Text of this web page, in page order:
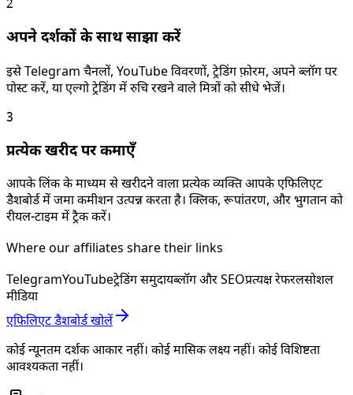
2
अपने दर्शकों के साथ साझा करें
इसे Telegram चैनलों, YouTube विवरणों, ट्रेडिंग फ़ोरम, अपने ब्लॉग पर
पोस्ट करें, या एल्गो ट्रेडिंग में रुचि रखने वाले मित्रों को सीधे भेजें।
3
प्रत्येक खरीद पर कमाएँ
आपके लिंक के माध्यम से खरीदने वाला प्रत्येक व्यक्ति आपके एफिलिएट
डैशबोर्ड में जमा कमीशन उत्पन्न करता है। क्लिक, रूपांतरण, और भुगतान को
रीयल-टाइम में ट्रैक करें।
Where our affiliates share their links
TelegramYouTubeट्रेडिंग समुदायब्लॉग और SEOप्रत्यक्ष रेफरलसोशल
मीडिया
एफिलिएट डैशबोर्ड खोलें
कोई न्यूनतम दर्शक आकार नहीं। कोई मासिक लक्ष्य नहीं। कोई विशिष्टता
आवश्यकता नहीं।